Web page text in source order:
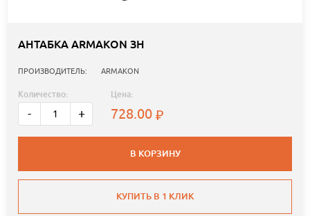
АНТАБКА ARMAKON ЗН
ПРОИЗВОДИТЕЛЬ: ARMAKON
Количество:
- +
Цена:
728.00
В КОРЗИНУ
КУПИТЬ В 1 КЛИК